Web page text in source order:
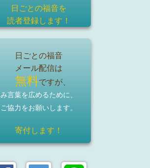
日ごとの福音を
読者登録します！
日ごとの福音
メール配信は
無料ですが、
み言葉を広めるために、
ご協力をお願いします。
寄付します！